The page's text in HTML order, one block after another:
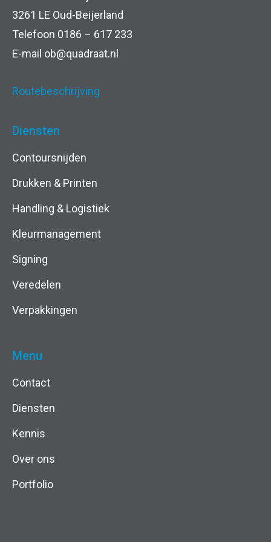
o
r
w
a
r
d
e
n
3261 LE Oud-Beijerland
Telefoon 0186 – 617 233
E-mail ob@quadraat.nl
Routebeschrijving
Diensten
Contoursnijden
Drukken & Printen
Handling & Logistiek
Kleurmanagement
Signing
Veredelen
Verpakkingen
Menu
Contact
Diensten
Kennis
Over ons
Portfolio